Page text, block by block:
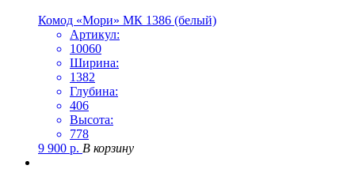
Комод «Мори» МК 1386 (белый)
Артикул:
10060
Ширина:
1382
Глубина:
406
Высота:
778
9 900 р. В корзину